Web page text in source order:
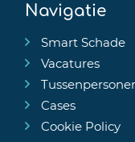
Navigatie
Smart Schade
Vacatures
Cases
Cookie Policy